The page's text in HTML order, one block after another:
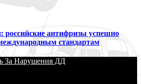
российские антифризы успешно
стандартам
За Нарушения ДД